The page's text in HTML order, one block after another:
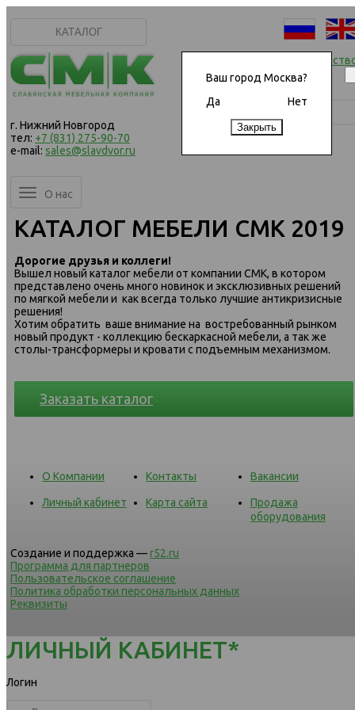
Ваш город Москва?
Да
Нет
КАТАЛОГ
г. Нижний Новгород
тел: +7 (831) 275-90-70
e-mail: sales@slavdvor.ru
Начать
О нас
КАТАЛОГ МЕБЕЛИ СМК 2019
Дорогие друзья и коллеги!
Вышел новый каталог мебели от компании СМК, в котором
представлено очень много новинок и эксклюзивных решений
по мягкой мебели и как всегда только лучшие антикризисные
решения!
Хотим обратить ваше внимание на востребованный рынком
новый продукт - коллекцию бескаркасной мебели, а так же
столы-трансформеры и кровати с подъемным механизмом.
Заказать каталог
О Компании Контакты Вакансии
Личный кабинет Карта сайта
Продажа
оборудования
Создание и поддержка —r52.ru
Программа для партнеров
Пользовательское соглашение
Политика обработки персональных данных
Реквизиты
ЛИЧНЫЙ КАБИНЕТ*
Логин